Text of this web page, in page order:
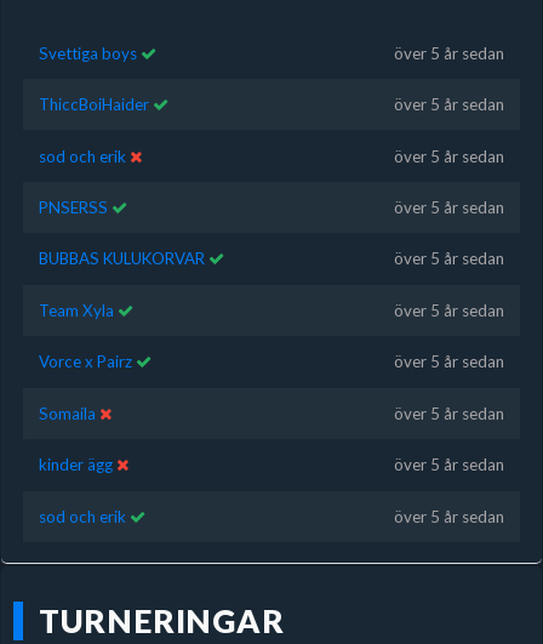
Svettiga boys över 5 år sedan
ThiccBoiHaider över 5 år sedan
sod och erik över 5 år sedan
PNSERSS över 5 år sedan
BUBBAS KULUKORVAR över 5 år sedan
Team Xyla över 5 år sedan
Vorce x Pairz över 5 år sedan
Somaila över 5 år sedan
kinder ägg över 5 år sedan
sod och erik över 5 år sedan
TURNERINGAR